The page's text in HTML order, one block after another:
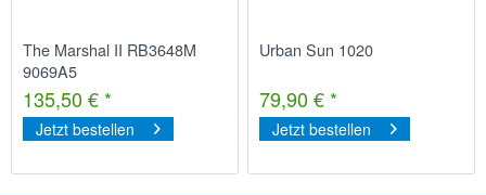
The Marshal II RB3648M
9069A5
135,50 € *
Jetzt bestellen
Urban Sun 1020
79,90 € *
Jetzt bestellen